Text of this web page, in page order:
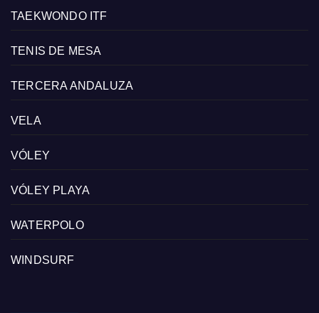
TAEKWONDO ITF
TENIS DE MESA
TERCERA ANDALUZA
VELA
VÓLEY
VÓLEY PLAYA
WATERPOLO
WINDSURF